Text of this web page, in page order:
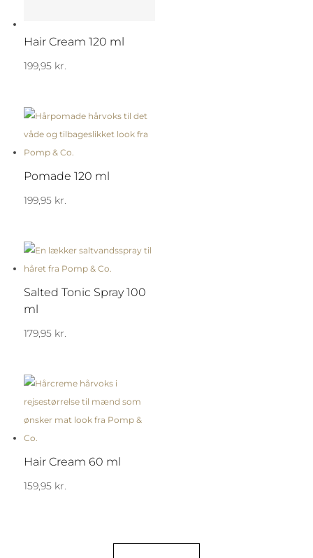
Hair Cream 120 ml
199,95 kr.
Pomade 120 ml
199,95 kr.
Salted Tonic Spray 100
ml
179,95 kr.
Hair Cream 60 ml
159,95 kr.